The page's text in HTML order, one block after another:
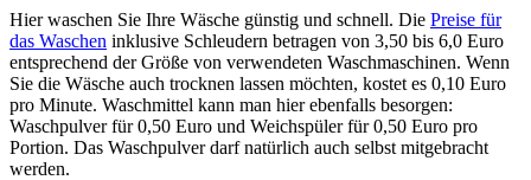
Hier waschen Sie Ihre Wäsche günstig und schnell. Die Preise für
das Waschen inklusive Schleudern betragen von 3,50 bis 6,0 Euro
entsprechend der Größe von verwendeten Waschmaschinen. Wenn
Sie die Wäsche auch trocknen lassen möchten, kostet es 0,10 Euro
pro Minute. Waschmittel kann man hier ebenfalls besorgen:
Waschpulver für 0,50 Euro und Weichspüler für 0,50 Euro pro
Portion. Das Waschpulver darf natürlich auch selbst mitgebracht
werden.